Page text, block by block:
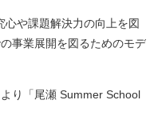
や課題解決力の向上を図
事業展開を図るためのモデ
り「尾瀬 Summer School